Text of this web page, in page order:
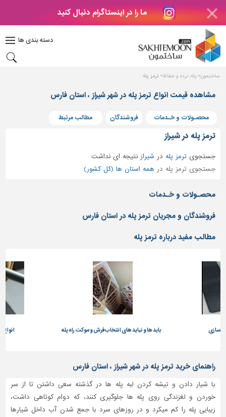
ما را در اینستاگرام دنبال کنید
دسته بندی ها
دکوراسیون
بتن
های
بتنی
و
پنجره
ساختمانی
نرده
و
حفاظ
کفپوش
محوطه
سازی
و
نما
ساختمون پله، نرده و حفاظ ترمز پله
مشاهده قیمت انواع ترمز پله در شهر شیراز ، استان فارس
محصـولات و خـدمات فروشندگان مطالب مرتبط
ترمز پله در شیراز
جستجویترمز پله در شیراز نتیجه ای نداشت
جستجوی ترمز پله در همه استان ها (کل کشور)
محصـولات و خـدمات
فروشندگان و مجریان ترمز پله در استان فارس
مطالب مفید درباره ترمز پله
باید ها و نباید های انتخاب فرش و موکت راه پله انواع ترمز
راهنمای خرید ترمز پله در شهر شیراز ، استان فارس
با شیار دادن و تیشه کردن لبه پله ها در گذشته سعی داشتن تا از سر
خوردن و لغزندگی روی پله ها جلوگیری کنند، که دوام کوتاهی داشت،
زیبایی پله را کم میکرد و در روزهای سرد با جمع شدن آب داخل شیارها